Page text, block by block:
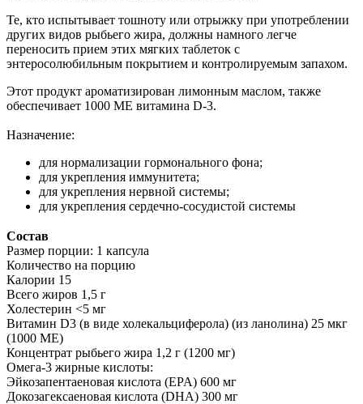
Те, кто испытывает тошноту или отрыжку при употреблении
других видов рыбьего жира, должны намного легче
переносить прием этих мягких таблеток с
энтеросолюбильным покрытием и контролируемым запахом.
Этот продукт ароматизирован лимонным маслом, также
обеспечивает 1000 МЕ витамина D-3.
Назначение:
для нормализации гормонального фона;
для укрепления иммунитета;
для укрепления нервной системы;
для укрепления сердечно-сосудистой системы
Состав
Размер порции: 1 капсула
Количество на порцию
Калории 15
Всего жиров 1,5 г
Холестерин <5 мг
Витамин D3 (в виде холекальциферола) (из ланолина) 25 мкг
(1000 МЕ)
Концентрат рыбьего жира 1,2 г (1200 мг)
Омега-3 жирные кислоты:
Эйкозапентаеновая кислота (EPA) 600 мг
Докозагексаеновая кислота (DHA) 300 мг